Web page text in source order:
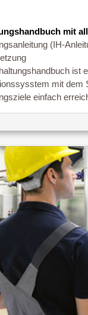
mit
(IH-
ist
mit dem
einfach